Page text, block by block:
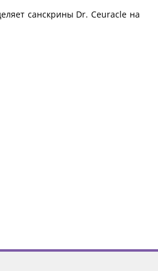
санскрины Dr. Ceuracle на
только современные